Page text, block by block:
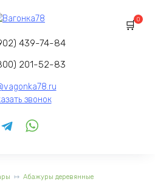
439-74-84
201-52-83
звонок
0
Абажуры деревянные